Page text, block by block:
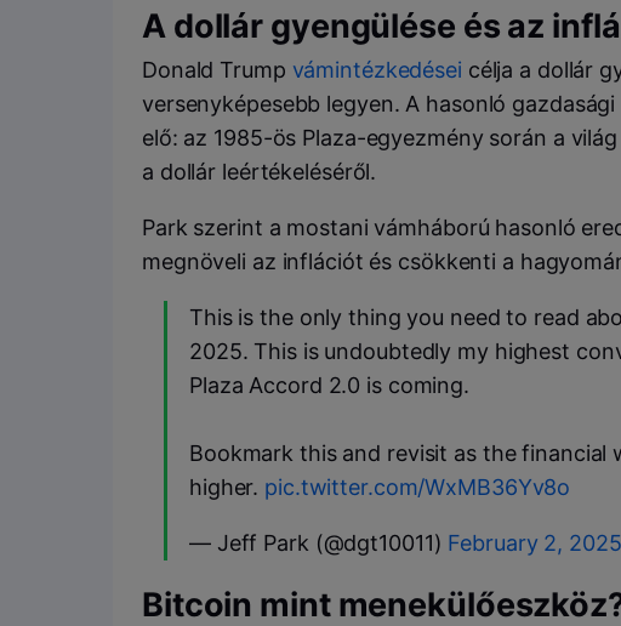
A dollár gyengülése és az
Donald Trump vámintézkedései célja a dollár
versenyképesebb legyen. A hasonló
elő: az 1985-ös Plaza-egyezmény során a
a dollár leértékeléséről.
Park szerint a mostani vámháború hasonló
megnöveli az inflációt és csökkenti a
This is the only thing you need to read
2025. This is undoubtedly my highest
Plaza Accord 2.0 is coming.
Bookmark this and revisit as the financial
higher. pic.twitter.com/WxMB36Yv8o
— Jeff Park (@dgt10011) February 2, 2025
Bitcoin mint